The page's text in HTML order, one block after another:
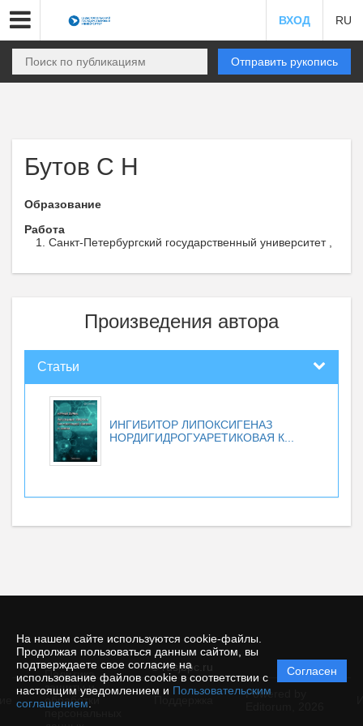
На нашем сайте используются cookie-файлы.
Продолжая пользоваться данным сайтом, вы
подтверждаете свое согласие на
использование файлов cookie в соответствии с
настоящим уведомлением и Пользовательским
соглашением
Согласен
ВХОД RU
Отправить рукопись
Бутов С Н
Образование
Работа
Санкт-Петербургский государственный университет ,
Произведения автора
Статьи
ИНГИБИТОР ЛИПОКСИГЕНАЗ
НОРДИГИДРОГУАРЕТИКОВАЯ К...
© rusjbpc.ru
Политика
защиты и
обработки
Powered by